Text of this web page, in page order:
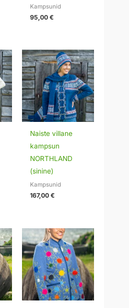
Kampsunid
95,00€
Naiste villane
kampsun
NORTHLAND
(sinine)
Kampsunid
167,00€